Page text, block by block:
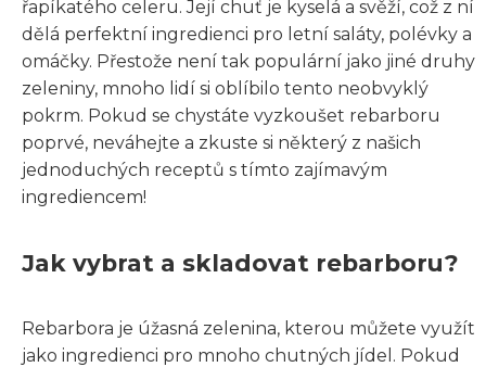
řapíkatého celeru. Její chuť je kyselá a svěží, což z ní
dělá perfektní ingredienci pro letní saláty, polévky a
omáčky. Přestože není tak populární jako jiné druhy
zeleniny, mnoho lidí si oblíbilo tento neobvyklý
pokrm. Pokud se chystáte vyzkoušet rebarboru
poprvé, neváhejte a zkuste si některý z našich
jednoduchých receptů s tímto zajímavým
ingrediencem!
Jak vybrat a skladovat rebarboru?
Rebarbora je úžasná zelenina, kterou můžete využít
jako ingredienci pro mnoho chutných jídel. Pokud